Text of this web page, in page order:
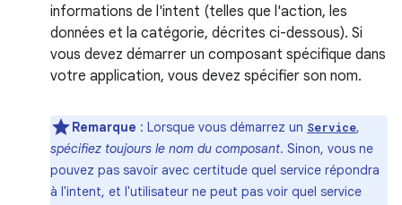
informations de l'intent (telles que l'action, les
données et la catégorie, décrites ci-dessous). Si
vous devez démarrer un composant spécifique dans
votre application, vous devez spécifier son nom.
Remarque : Lorsque vous démarrez un Service,
spécifiez toujours le nom du composant. Sinon, vous ne
pouvez pas savoir avec certitude quel service répondra
à l'intent, et l'utilisateur ne peut pas voir quel service